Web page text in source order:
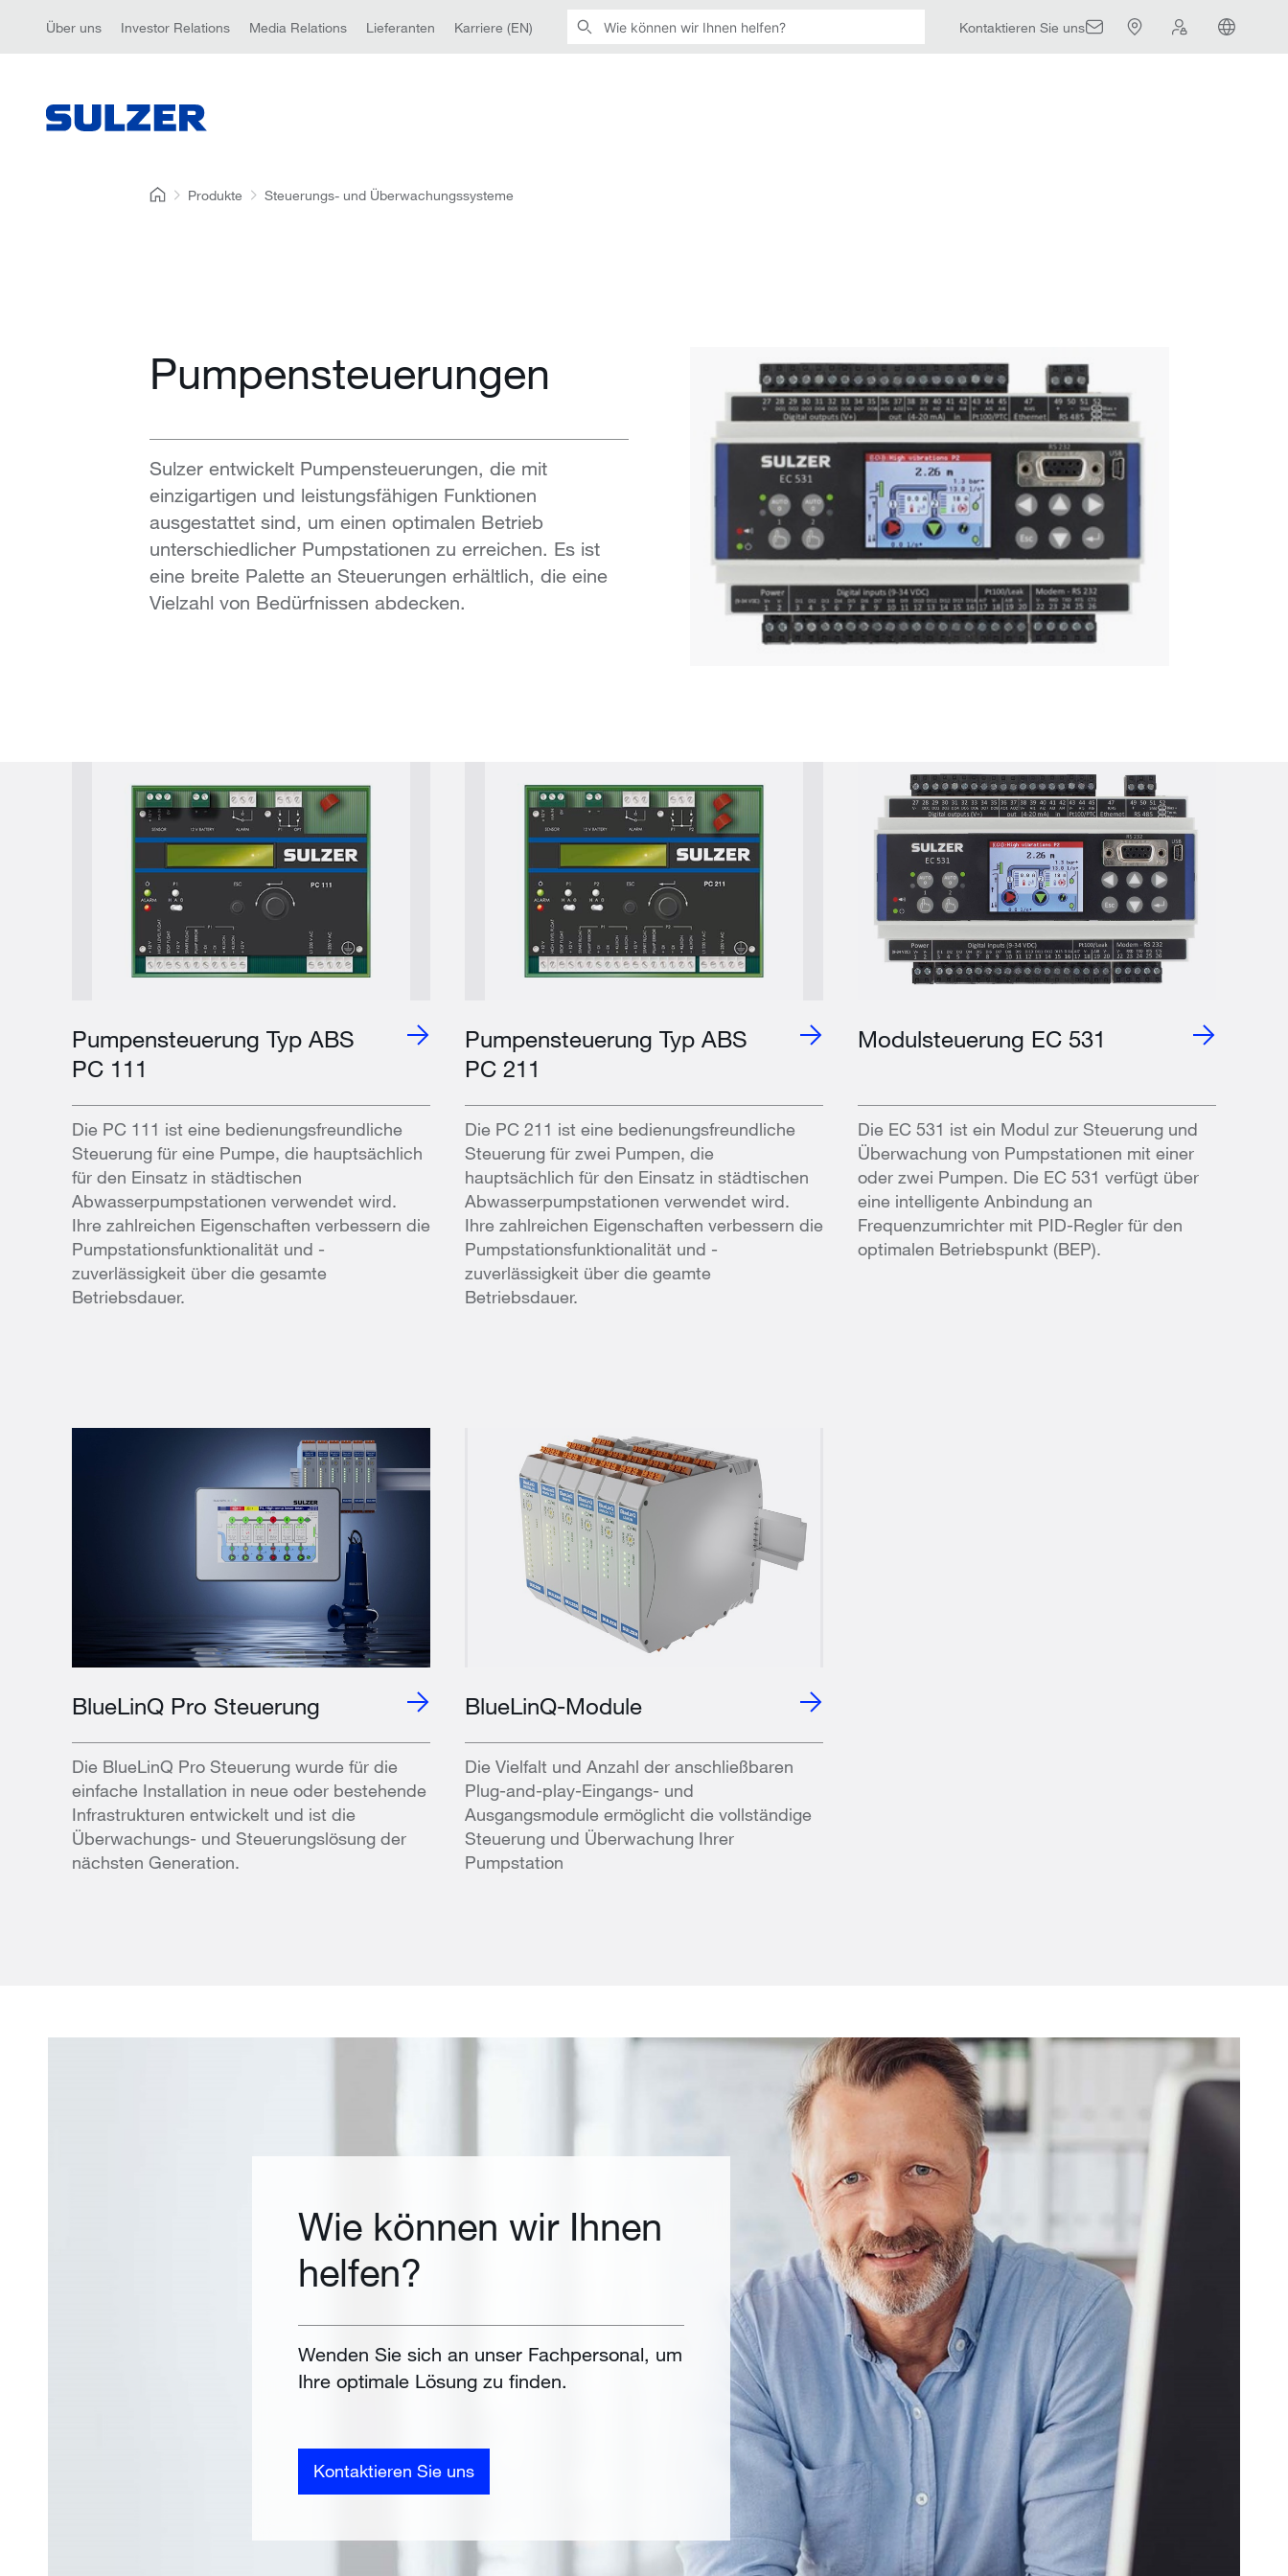
Kontaktieren Sie uns
Über uns Investor Relations Media Relations Lieferanten Karriere (EN)
Produkte Steuerungs- und Überwachungssysteme
Pumpensteuerungen
Sulzer entwickelt Pumpensteuerungen, die mit
einzigartigen und leistungsfähigen Funktionen
ausgestattet sind, um einen optimalen Betrieb
unterschiedlicher Pumpstationen zu erreichen. Es ist
eine breite Palette an Steuerungen erhältlich, die eine
Vielzahl von Bedürfnissen abdecken.
Pumpensteuerung Typ ABS
PC 111
Die PC 111 ist eine bedienungsfreundliche
Steuerung für eine Pumpe, die hauptsächlich
für den Einsatz in städtischen
Abwasserpumpstationen verwendet wird.
Ihre zahlreichen Eigenschaften verbessern die
Pumpstationsfunktionalität und -
zuverlässigkeit über die gesamte
Betriebsdauer.
Pumpensteuerung Typ ABS
PC 211
Die PC 211 ist eine bedienungsfreundliche
Steuerung für zwei Pumpen, die
hauptsächlich für den Einsatz in städtischen
Abwasserpumpstationen verwendet wird.
Ihre zahlreichen Eigenschaften verbessern die
Pumpstationsfunktionalität und -
zuverlässigkeit über die geamte
Betriebsdauer.
Modulsteuerung EC 531
Die EC 531 ist ein Modul zur Steuerung und
Überwachung von Pumpstationen mit einer
oder zwei Pumpen. Die EC 531 verfügt über
eine intelligente Anbindung an
Frequenzumrichter mit PID-Regler für den
optimalen Betriebspunkt (BEP).
BlueLinQ Pro Steuerung
Die BlueLinQ Pro Steuerung wurde für die
einfache Installation in neue oder bestehende
Infrastrukturen entwickelt und ist die
Überwachungs- und Steuerungslösung der
nächsten Generation.
BlueLinQ-Module
Die Vielfalt und Anzahl der anschließbaren
Plug-and-play-Eingangs- und
Ausgangsmodule ermöglicht die vollständige
Steuerung und Überwachung Ihrer
Pumpstation
Wie können wir Ihnen
helfen?
Wenden Sie sich an unser Fachpersonal, um
Ihre optimale Lösung zu finden.
Kontaktieren Sie uns